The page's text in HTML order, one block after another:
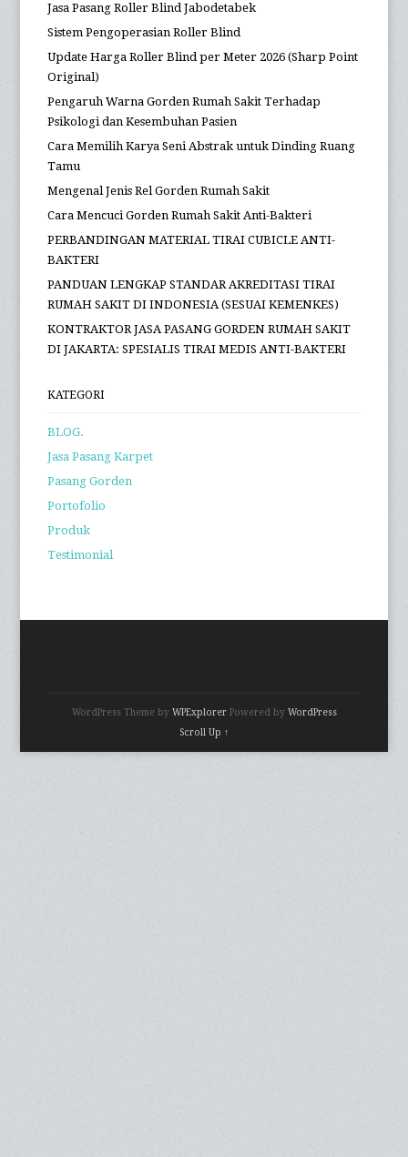
Jasa Pasang Roller Blind Jabodetabek
Sistem Pengoperasian Roller Blind
Update Harga Roller Blind per Meter 2026 (Sharp Point
Original)
Pengaruh Warna Gorden Rumah Sakit Terhadap
Psikologi dan Kesembuhan Pasien
Cara Memilih Karya Seni Abstrak untuk Dinding Ruang
Tamu
Mengenal Jenis Rel Gorden Rumah Sakit
Cara Mencuci Gorden Rumah Sakit Anti-Bakteri
PERBANDINGAN MATERIAL TIRAI CUBICLE ANTI-
BAKTERI
PANDUAN LENGKAP STANDAR AKREDITASI TIRAI
RUMAH SAKIT DI INDONESIA (SESUAI KEMENKES)
KONTRAKTOR JASA PASANG GORDEN RUMAH SAKIT
DI JAKARTA: SPESIALIS TIRAI MEDIS ANTI-BAKTERI
KATEGORI
BLOG.
Jasa Pasang Karpet
Pasang Gorden
Portofolio
Produk
Testimonial
WordPress Theme by WPExplorerPowered by WordPress
Scroll Up ↑